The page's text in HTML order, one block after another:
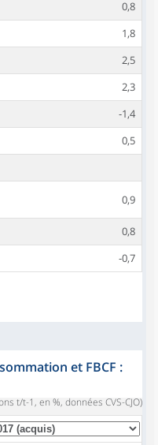
0,8
1,8
2,5
2,3
-1,4
0,5
0,9
0,8
-0,7
et FBCF :
t/t-1, en %, données CVS-CJO)